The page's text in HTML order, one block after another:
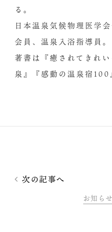
る。
日本温泉気候物理医学
会員、温泉入浴指導員。
著書は『癒されてきれ
泉』『感動の温泉宿100
次の記事へ
お知ら